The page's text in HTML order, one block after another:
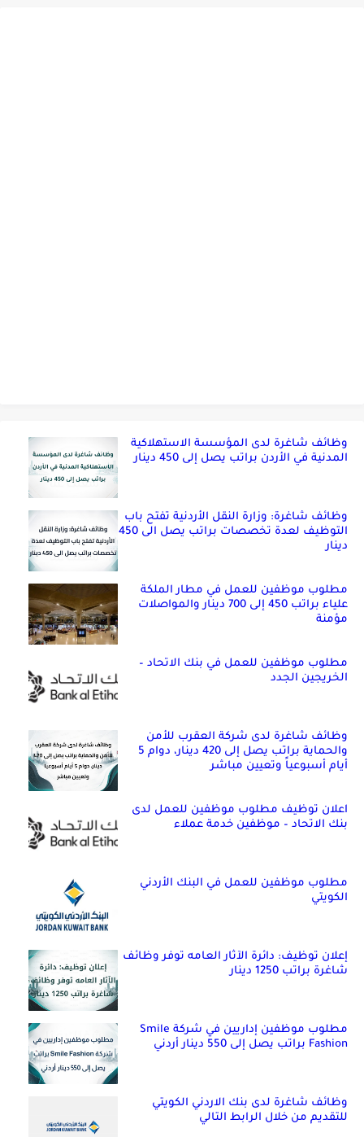
وظائف شاغرة لدى المؤسسة الاستهلاكية
المدنية في الأردن براتب يصل إلى 450 دينار
وظائف شاغرة: وزارة النقل الأردنية تفتح باب
التوظيف لعدة تخصصات براتب يصل الى 450
دينار
مطلوب موظفين للعمل في مطار الملكة
علياء براتب 450 إلى 700 دينار والمواصلات
مؤمنة
مطلوب موظفين للعمل في بنك الاتحاد –
الخريجين الجدد
وظائف شاغرة لدى شركة العقرب للأمن
والحماية براتب يصل إلى 420 دينار، دوام 5
أيام أسبوعياً وتعيين مباشر
اعلان توظيف مطلوب موظفين للعمل لدى
بنك الاتحاد – موظفين خدمة عملاء
مطلوب موظفين للعمل في البنك الأردني
الكويتي
إعلان توظيف: دائرة الآثار العامه توفر وظائف
شاغرة براتب 1250 دينار
مطلوب موظفين إداريين في شركة Smile
Fashion براتب يصل إلى 550 دينار أردني
وظائف شاغرة لدى بنك الاردني الكويتي
للتقديم من خلال الرابط التالي